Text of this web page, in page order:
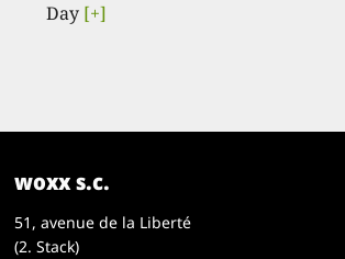
Day [+]
woxx s.c.
51, avenue de la Liberté
(2. Stack)